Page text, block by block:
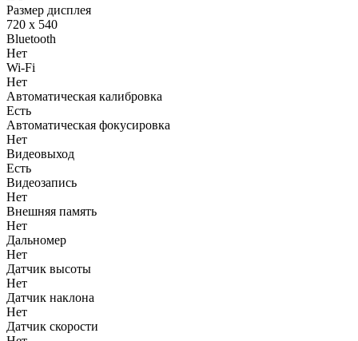
Размер дисплея
720 x 540
Bluetooth
Нет
Wi-Fi
Нет
Автоматическая калибровка
Есть
Автоматическая фокусировка
Нет
Видеовыход
Есть
Видеозапись
Нет
Внешняя память
Нет
Дальномер
Нет
Датчик высоты
Нет
Датчик наклона
Нет
Датчик скорости